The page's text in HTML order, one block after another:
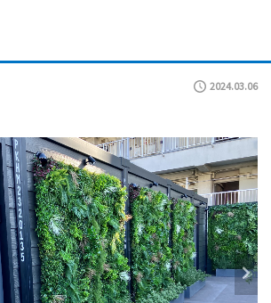
2024.03.06